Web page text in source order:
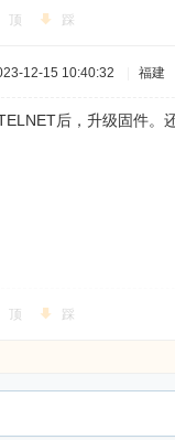
顶 踩
12-15 10:40:32 福建
后，升级固件。
顶 踩